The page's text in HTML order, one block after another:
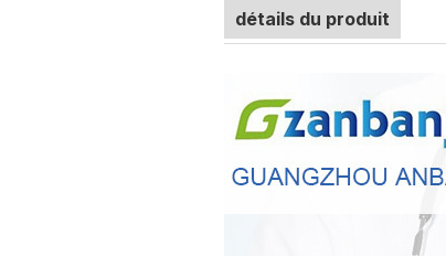
détails du produit